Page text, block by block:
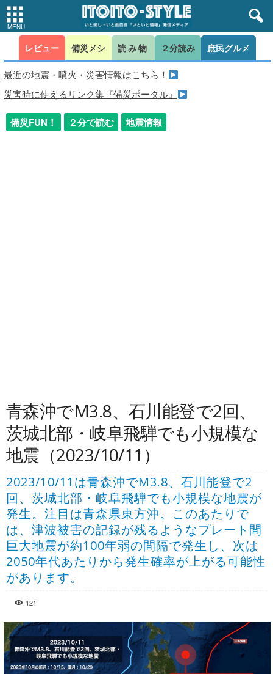
レビュー 備災メシ 読み物 ２分読み 庶民グルメ
最近の地震・噴火・災害情報はこちら！
災害時に使えるリンク集『備災ポータル』
備災FUN！ ２分で読む 地震情報
青森沖でM3.8、石川能登で2回、
茨城北部・岐阜飛騨でも小規模な
地震（2023/10/11）
2023/10/11は青森沖でM3.8、石川能登で2
回、茨城北部・岐阜飛騨でも小規模な地震が
発生。注目は青森県東方沖。このあたりで
は、津波被害の記録が残るようなプレート間
巨大地震が約100年弱の間隔で発生し、次は
2050年代あたりから発生確率が上がる可能性
があります。
121